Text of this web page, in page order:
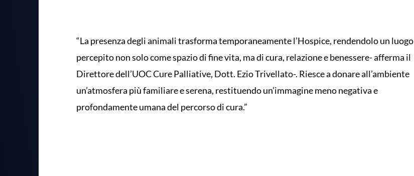
“La presenza degli animali trasforma temporaneamente l’Hospice, rendendolo un luogo
percepito non solo come spazio di fine vita, ma di cura, relazione e benessere- afferma il
Direttore dell’UOC Cure Palliative, Dott. Ezio Trivellato-. Riesce a donare all’ambiente
un’atmosfera più familiare e serena, restituendo un’immagine meno negativa e
profondamente umana del percorso di cura.”